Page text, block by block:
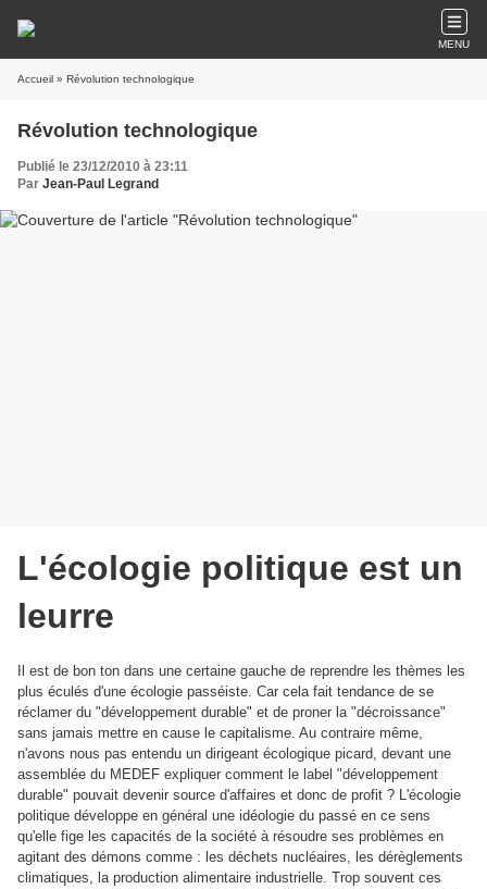
MENU
Accueil » Révolution technologique
Révolution technologique
Publié le 23/12/2010 à 23:11
Par Jean-Paul Legrand
L'écologie politique est un
leurre
Il est de bon ton dans une certaine gauche de reprendre les thèmes les
plus éculés d'une écologie passéiste. Car cela fait tendance de se
réclamer du "développement durable" et de proner la "décroissance"
sans jamais mettre en cause le capitalisme. Au contraire même,
n'avons nous pas entendu un dirigeant écologique picard, devant une
assemblée du MEDEF expliquer comment le label "développement
durable" pouvait devenir source d'affaires et donc de profit ? L'écologie
politique développe en général une idéologie du passé en ce sens
qu'elle fige les capacités de la société à résoudre ses problèmes en
agitant des démons comme : les déchets nucléaires, les dérèglements
climatiques, la production alimentaire industrielle. Trop souvent ces